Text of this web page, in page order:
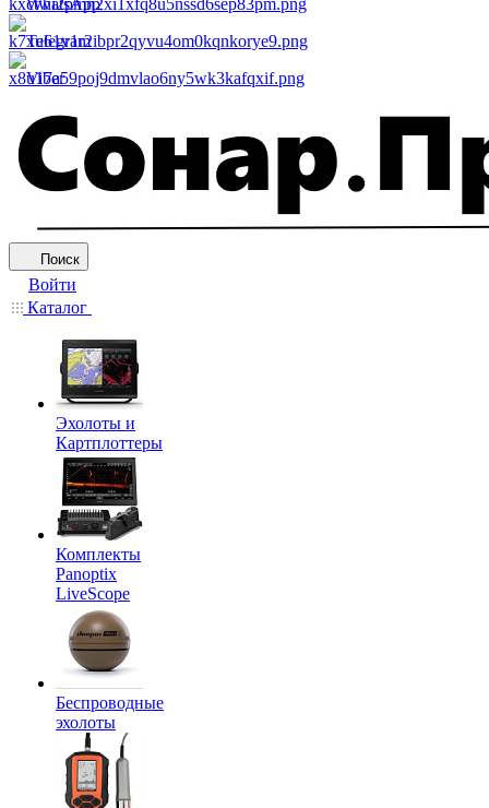
WhatsApp
Telegram
Viber
Поиск
Войти
Каталог
Эхолоты и
Картплоттеры
Комплекты
Panoptix
LiveScope
Беспроводные
эхолоты